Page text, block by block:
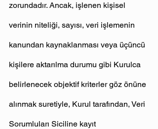
zorundadır. Ancak, işlenen kişisel
verinin niteliği, sayısı, veri işlemenin
kanundan kaynaklanması veya üçüncü
kişilere aktarılma durumu gibi Kurulca
belirlenecek objektif kriterler göz önüne
alınmak suretiyle, Kurul tarafından, Veri
Sorumluları Siciline kayıt